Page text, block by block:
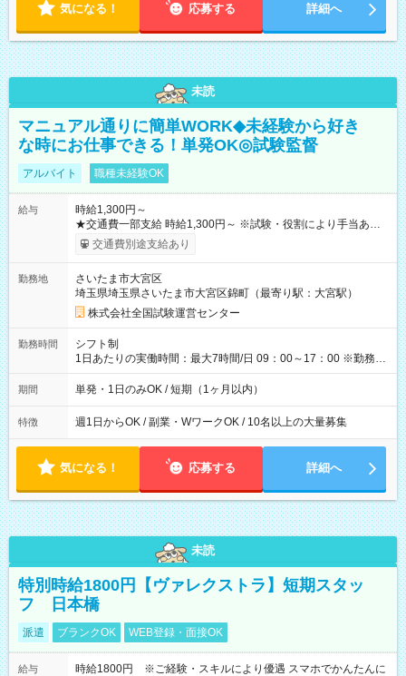
気になる！ 応募する 詳細へ
未読
マニュアル通りに簡単WORK◆未経験から好き
な時にお仕事できる！単発OK◎試験監督
アルバイト 職種未経験OK
給与
時給1,300円～
★交通費一部支給 時給1,300円～ ※試験・役割により手当あり
※勤務回数により昇給あり 【即給（前払い）オプションあ
り！】 希望される場合、勤務から1週間ほどで給与の一部を受け
例】 ・河合塾模擬試験 8:30～17:30（休憩1時間） 時給1,300円
×8時間＝日収10,400円＋交通費 ※当日の役割により時給＋100
円の場合あり ・国家試験 7:00～13:30（休憩なし） 時給1,300
円（役割手当＋100円）×6時間＝日収8,400円＋交通費 【試用期
間】試用期間なし
交通費別途支給あり
勤務地
さいたま市大宮区
埼玉県埼玉県さいたま市大宮区錦町（最寄り駅：大宮駅）
株式会社全国試験運営センター
勤務時間
シフト制
1日あたりの実働時間：最大7時間/日 09：00～17：00 ※勤務時
間は 試験により異なります。
期間 単発・1日のみOK / 短期（1ヶ月以内）
特徴 週1日からOK / 副業・WワークOK / 10名以上の大量募集
気になる！ 応募する 詳細へ
未読
特別時給1800円【ヴァレクストラ】短期スタッ
フ 日本橋
派遣 ブランクOK WEB登録・面接OK
給与
時給1800円 ※ご経験・スキルにより優遇 スマホでかんたんに